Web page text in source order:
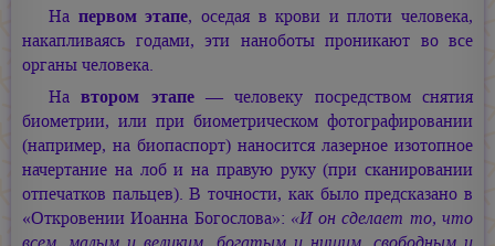
На первом этапе, оседая в крови и плоти человека,
накапливаясь годами, эти наноботы проникают во все
органы человека.
Навтором этапе— человеку посредством снятия
биометрии, или при биометрическом фотографировании
(например, на биопаспорт) наносится лазерное изотопное
начертание на лоб и на правую руку (при сканировании
отпечатков пальцев). В точности, как было предсказано в
«Откровении Иоанна Богослова»: «И он сделает то, что